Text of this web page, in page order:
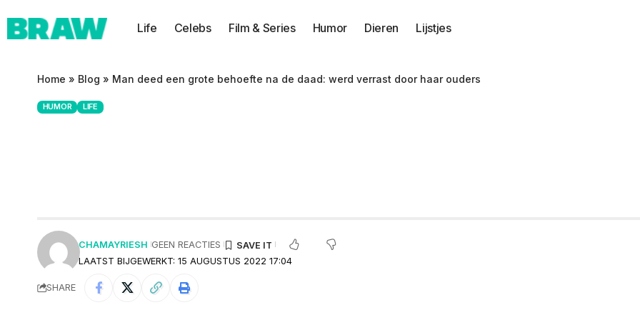
Life Celebs Film & Series Humor Dieren Lijstjes
Home » Blog » Man deed een grote behoefte na de daad: werd verrast door haar ouders
HUMOR LIFE
LAATST BIJGEWERKT: 15 AUGUSTUS 2022 17:04
CHAMAYRIESH GEEN REACTIES
SHARE